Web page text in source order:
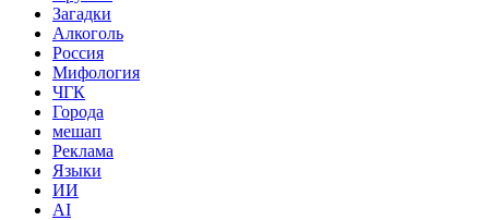
Загадки
Алкоголь
Россия
Мифология
ЧГК
Города
мешап
Реклама
Языки
ИИ
AI